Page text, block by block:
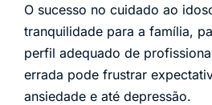
O sucesso no cuidado ao
tranquilidade para a família,
perfil adequado de
errada pode frustrar
ansiedade e até depressão.